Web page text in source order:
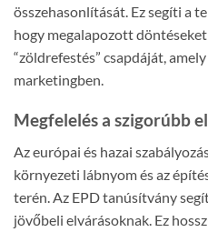
összehasonlítását. Ez segíti a
hogy megalapozott
“zöldrefestés” csapdáját,
marketingben.
Megfelelés a szigorúbb
Az európai és hazai
környezeti lábnyom és az
terén. Az EPD tanúsítvány
jövőbeli elvárásoknak. Ez